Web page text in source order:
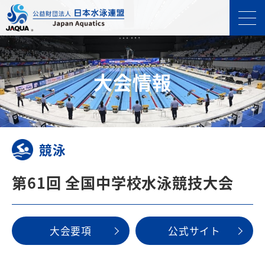
⼤会情報
競泳
第61回 全国中学校水泳競技大会
⼤会要項 公式サイト